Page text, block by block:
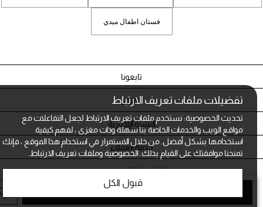
تفضيلات ملفات تعريف الارتباط
تحديث الخصوصية: نستخدم ملفات تعريف الارتباط لجعل التفاعلات مع
مواقع الويب والخدمات الخاصة بنا سهلة وذات مغزى ، لفهم كيفية
استخدامها بشكل أفضل. من خلال الاستمرار في استخدام هذا الموقع ، فإنك
تمنحنا موافقتك على القيام بذلك.الخصوصية وملفات تعريف الارتباط.
قبول الكل
أضف الى الحقيبة
فستان اطفال ميدي
تابعونا
المتاجر
النشرة الإخبارية
خدمة العملاء
الشروط و الخصوصية